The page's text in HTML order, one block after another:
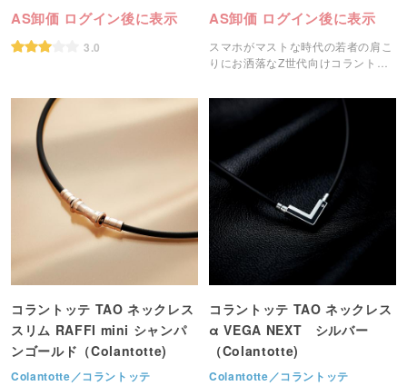
AS卸価 ログイン後に表示
3.0
AS卸価 ログイン後に表示
スマホがマストな時代の若者の肩こ
りにお洒落なZ世代向けコラントッ
コラントッテ TAO ネックレス
スリム RAFFI mini シャンパ
ンゴールド（Colantotte)
Colantotte／コラントッテ
コラントッテ TAO ネックレス
α VEGA NEXT シルバー
（Colantotte)
Colantotte／コラントッテ